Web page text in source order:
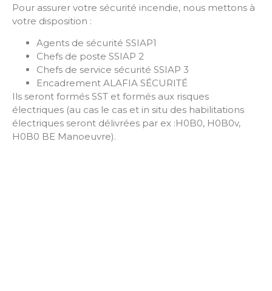
Pour assurer votre sécurité incendie, nous mettons à
votre disposition :
Agents de sécurité SSIAP1
Chefs de poste SSIAP 2
Chefs de service sécurité SSIAP 3
Encadrement ALAFIA SÉCURITÉ
Ils seront formés SST et formés aux risques
électriques (au cas le cas et in situ des habilitations
électriques seront délivrées par ex :H0B0, H0B0v,
H0B0 BE Manoeuvre).